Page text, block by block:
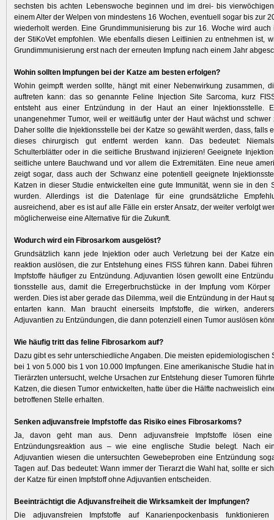
sechsten bis achten Lebenswoche beginnen und im drei- bis
einem Alter der Welpen von mindestens 16 Wochen, eventuell sogar bis zur
wiederholt werden. Eine Grund­immunisierung bis zur 16. Woche wird
der StiKoVet empfohlen. Wie ebenfalls diesen Leitlinien zu entnehmen ist,
Grundimmunisierung erst nach der erneuten Impfung nach einem Jahr
Wohin sollten Impfungen bei der Katze am besten erfolgen?
Wohin geimpft werden sollte, hängt mit einer Nebenwirkung zusammen,
auftreten kann: das so genannte Feline Injection Site Sarcoma, kurz
entsteht aus einer Entzündung in der Haut an einer Injektionsstelle.
unangenehmer Tumor, weil er weitläufig unter der Haut wächst und schwer
Daher sollte die Injektionsstelle bei der Katze so gewählt werden, dass, falls
dieses chirurgisch gut entfernt werden kann. Das bedeutet:
Schulterblätter oder in die seitliche Brustwand injizieren! Geeignete
seitliche untere Bauchwand und vor allem die Extremitäten. Eine neue
zeigt sogar, dass auch der Schwanz eine potentiell geeignete
Katzen in dieser Studie entwickelten eine gute Immunität, wenn sie in den
wurden. Allerdings ist die ­Datenlage für eine grundsätzliche
ausreichend, aber es ist auf alle Fälle ein erster Ansatz, der weiter verfolgt
möglicherweise eine Alternative für die Zukunft.
Wodurch wird ein Fibrosarkom ausgelöst?
Grundsätzlich kann jede Injektion oder auch Verletzung bei der Katze
reaktion auslösen, die zur Entstehung eines FISS führen kann. Dabei
Impfstoffe häufiger zu Entzündung. Adjuvantien lösen gewollt eine
tionsstelle aus, damit die Erregerbruchstücke in der Impfung vom Körper
werden. Dies ist aber gerade das Dilemma, weil die Entzündung in der Haut
entarten kann. Man braucht einerseits Impfstoffe, die wirken,
Adjuvantien zu Entzündungen, die dann potenziell einen Tumor auslösen
Wie häufig tritt das feline Fibrosarkom auf?
Dazu gibt es sehr unterschiedliche Angaben. Die meisten epidemiologischen
bei 1 von 5.000 bis 1 von 10.000 Impfungen. Eine amerikanische Studie hat
Tierärzten untersucht, welche Ursachen zur Entstehung dieser Tumoren
Katzen, die diesen Tumor entwickelten, hatte über die Hälfte nachweislich
betroffenen Stelle erhalten.
Senken adjuvansfreie Impfstoffe das Risiko eines Fibrosarkoms?
Ja, davon geht man aus. Denn adjuvansfreie Impfstoffe lösen
Entzündungsreaktion aus – wie eine englische Studie belegt. Nach
Adjuvantien wiesen die untersuchten Gewebeproben eine Entzündung
Tagen auf. Das bedeutet: Wann immer der Tierarzt die Wahl hat, sollte er
der Katze für einen Impfstoff ohne Adjuvantien entscheiden.
Beeinträchtigt die Adjuvansfreiheit die Wirksamkeit der Impfungen?
Die adjuvansfreien Impfstoffe auf Kanarien­pockenbasis